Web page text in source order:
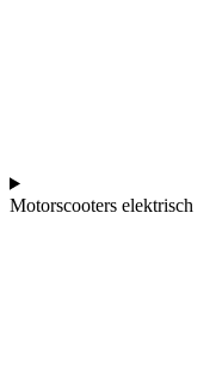
Motorscooters elektrisch